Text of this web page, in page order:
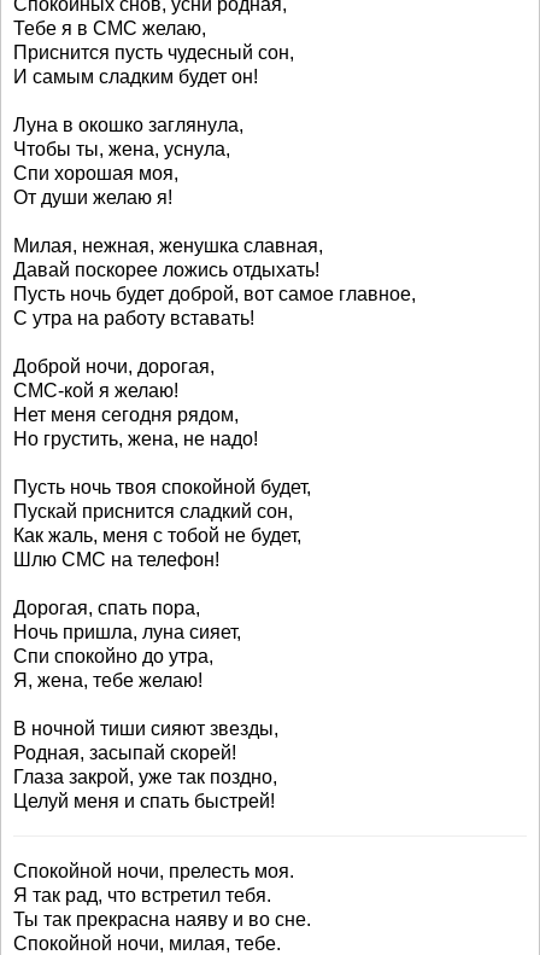
Спокойных снов, усни родная,
Тебе я в СМС желаю,
Приснится пусть чудесный сон,
И самым сладким будет он!
Луна в окошко заглянула,
Чтобы ты, жена, уснула,
Спи хорошая моя,
От души желаю я!
Милая, нежная, женушка славная,
Давай поскорее ложись отдыхать!
Пусть ночь будет доброй, вот самое главное,
С утра на работу вставать!
Доброй ночи, дорогая,
СМС-кой я желаю!
Нет меня сегодня рядом,
Но грустить, жена, не надо!
Пусть ночь твоя спокойной будет,
Пускай приснится сладкий сон,
Как жаль, меня с тобой не будет,
Шлю СМС на телефон!
Дорогая, спать пора,
Ночь пришла, луна сияет,
Спи спокойно до утра,
Я, жена, тебе желаю!
В ночной тиши сияют звезды,
Родная, засыпай скорей!
Глаза закрой, уже так поздно,
Целуй меня и спать быстрей!
Спокойной ночи, прелесть моя.
Я так рад, что встретил тебя.
Ты так прекрасна наяву и во сне.
Спокойной ночи, милая, тебе.